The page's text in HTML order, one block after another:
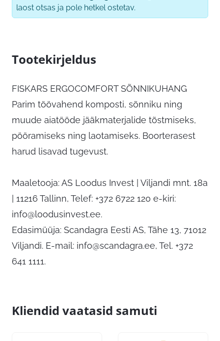
laost otsas ja pole hetkel ostetav.
Tootekirjeldus
FISKARS ERGOCOMFORT SÕNNIKUHANG
Parim töövahend komposti, sõnniku ning
muude aiatööde jääkmaterjalide tõstmiseks,
pööramiseks ning laotamiseks. Boorterasest
harud lisavad tugevust.
Maaletooja: AS Loodus Invest | Viljandi mnt. 18a
| 11216 Tallinn, Telef: +372 6722 120 e-kiri:
info@loodusinvest.ee.
Edasimüüja: Scandagra Eesti AS, Tähe 13, 71012
Viljandi. E-mail: info@scandagra.ee, Tel. +372
641 1111.
Kliendid vaatasid samuti